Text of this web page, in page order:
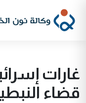
غارات
قضاء